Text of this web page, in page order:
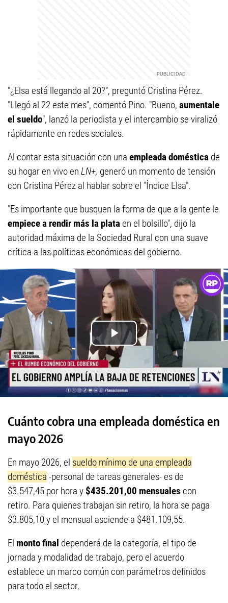
"¿Elsa está llegando al 20?", preguntó Cristina Pérez.
"Llegó al 22 este mes", comentó Pino. "Bueno, aumentale
el sueldo", lanzó la periodista y el intercambio se viralizó
rápidamente en redes sociales.
Al contar esta situación con una empleada doméstica de
su hogar en vivo en LN+, generó un momento de tensión
con Cristina Pérez al hablar sobre el "Índice Elsa".
"Es importante que busquen la forma de que a la gente le
empiece a rendir más la plataen el bolsillo", dijo la
autoridad máxima de la Sociedad Rural con una suave
crítica a las políticas económicas del gobierno.
Cuánto cobra una empleada doméstica en
mayo 2026
En mayo 2026, el sueldo mínimo de una empleada
doméstica -personal de tareas generales- es de
$3.547,45 por hora y $435.201,00 mensuales con
retiro. Para quienes trabajan sin retiro, la hora se paga
$3.805,10 y el mensual asciende a $481.109,55.
El monto final dependerá de la categoría, el tipo de
jornada y modalidad de trabajo, pero el acuerdo
establece un marco común con parámetros definidos
para todo el sector.